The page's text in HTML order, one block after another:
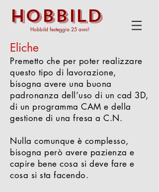
HOBBILD
Hobbild festeggia 25 anni!
Eliche
Premetto che per poter realizzare
questo tipo di lavorazione,
bisogna avere una buona
padronanza dell’uso di un cad 3D,
di un programma CAM e della
gestione di una fresa a C.N.
Nulla comunque è complesso,
bisogna però avere pazienza e
capire bene cosa si deve fare e
cosa si sta facendo.